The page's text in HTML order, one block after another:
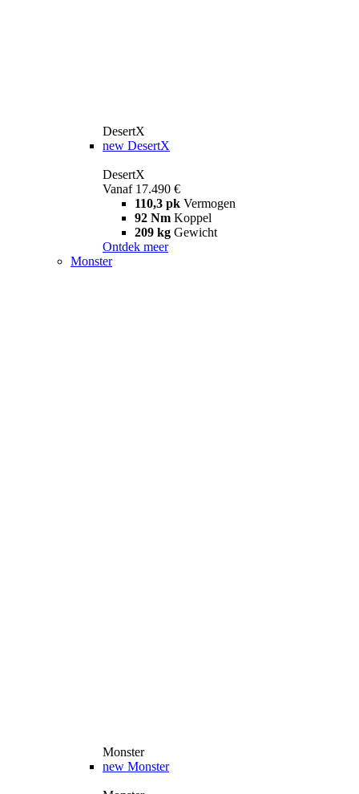
DesertX
new DesertX
DesertX
Vanaf 17.490 €
110,3 pk Vermogen
92 Nm Koppel
209 kg Gewicht
Ontdek meer
Monster
Monster
new Monster